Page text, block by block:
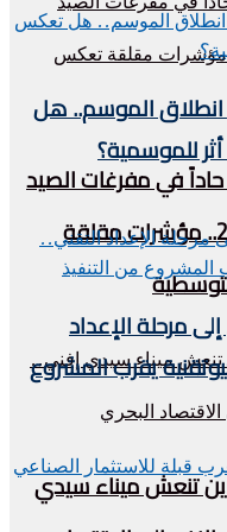
في مفرغات الصيد
خلال النصف الأول من 2026.. مؤشرات مقلقة
تنعش ميناء سيدي
انطلاق الموسم.. هل
للموسمية؟
مرحلة الإعداد
يقرب المشروع